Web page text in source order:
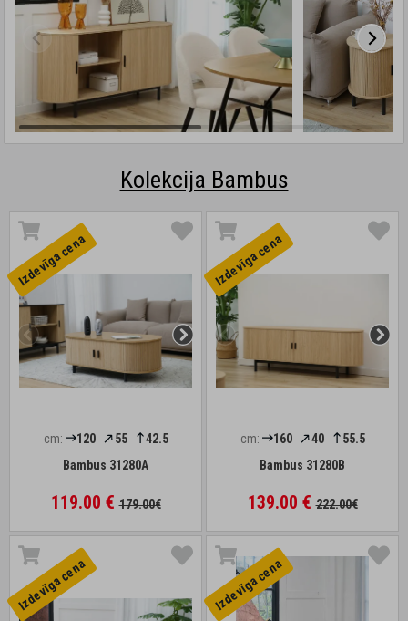
Kolekcija Bambus
Izdevīga cena
cm: 120 55
42.5
Bambus 31280A
119.00 €179.00€
Izdevīga cena
cm: 160 40
55.5
Bambus 31280B
139.00 €222.00€
Izdevīga cena Izdevīga cena